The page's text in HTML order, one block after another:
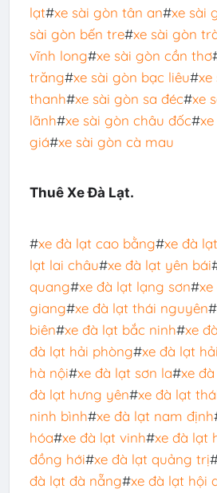
lạt#xe sài gòn tân an#xe sài
sài gòn bến tre#xe sài gòn
vĩnh long#xe sài gòn cần thơ
trăng#xe sài gòn bạc liêu#xe
thanh#xe sài gòn sa đéc#xe
lãnh#xe sài gòn châu đốc#
giá#xe sài gòn cà mau
Thuê Xe Đà Lạt.
#xe đà lạt cao bằng#xe đà
lạt lai châu#xe đà lạt yên bái
quang#xe đà lạt lạng sơn#
giang#xe đà lạt thái nguyên#
biên#xe đà lạt bắc ninh#xe
đà lạt hải phòng#xe đà lạt
hà nội#xe đà lạt sơn la#xe
đà lạt hưng yên#xe đà lạt
ninh bình#xe đà lạt nam định
hóa#xe đà lạt vinh#xe đà lạt
đồng hới#xe đà lạt quảng trị
đà lạt đà nẵng#xe đà lạt hội